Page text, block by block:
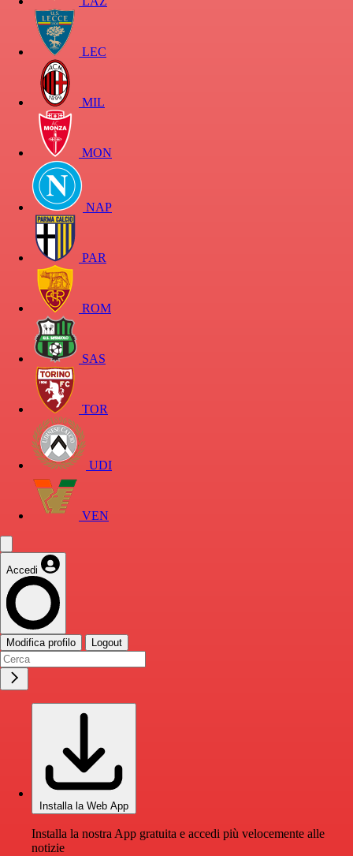
LEC
MIL
MON
NAP
PAR
ROM
SAS
TOR
UDI
VEN
Accedi
Modifica profilo Logout
Installa la Web App
Installa la nostra App gratuita e accedi più velocemente alle
notizie